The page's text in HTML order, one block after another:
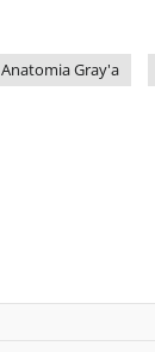
Anatomia Gray'a